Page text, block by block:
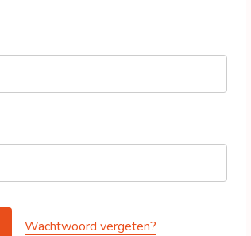
Wachtwoord vergeten?